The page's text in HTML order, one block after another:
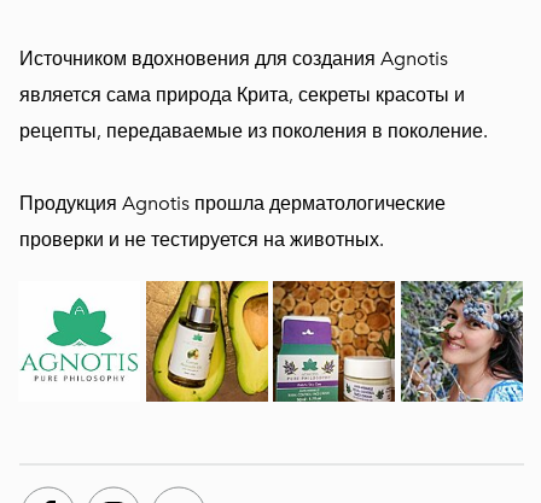
Источником вдохновения для создания Agnotis
является сама природа Крита, секреты красоты и
рецепты, передаваемые из поколения в поколение.
Продукция Agnotis прошла дерматологические
проверки и не тестируется на животных.